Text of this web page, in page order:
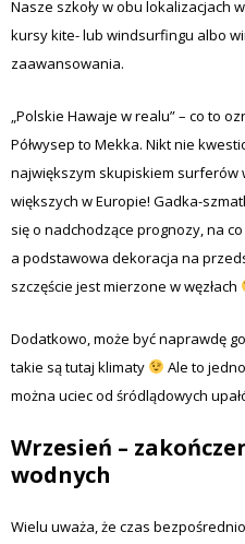
Nasze szkoły w obu lokalizacjach
kursy kite- lub windsurfingu albo
zaawansowania.
„Polskie Hawaje w realu” – co to
Półwysep to Mekka. Nikt nie
największym skupiskiem surferów
większych w Europie! Gadka-
się o nadchodzące prognozy, na
a podstawowa dekoracja na
szczęście jest mierzone w węzłach
Dodatkowo, może być naprawdę
takie są tutaj klimaty
Ale to
można uciec od śródlądowych
Wrzesień –
wodnych
Wielu uważa, że czas